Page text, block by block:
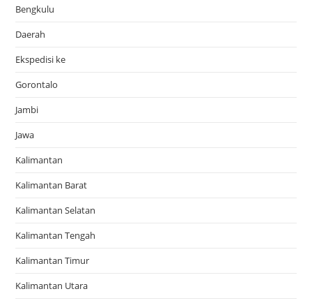
Bengkulu
Daerah
Ekspedisi ke
Gorontalo
Jambi
Jawa
Kalimantan
Kalimantan Barat
Kalimantan Selatan
Kalimantan Tengah
Kalimantan Timur
Kalimantan Utara